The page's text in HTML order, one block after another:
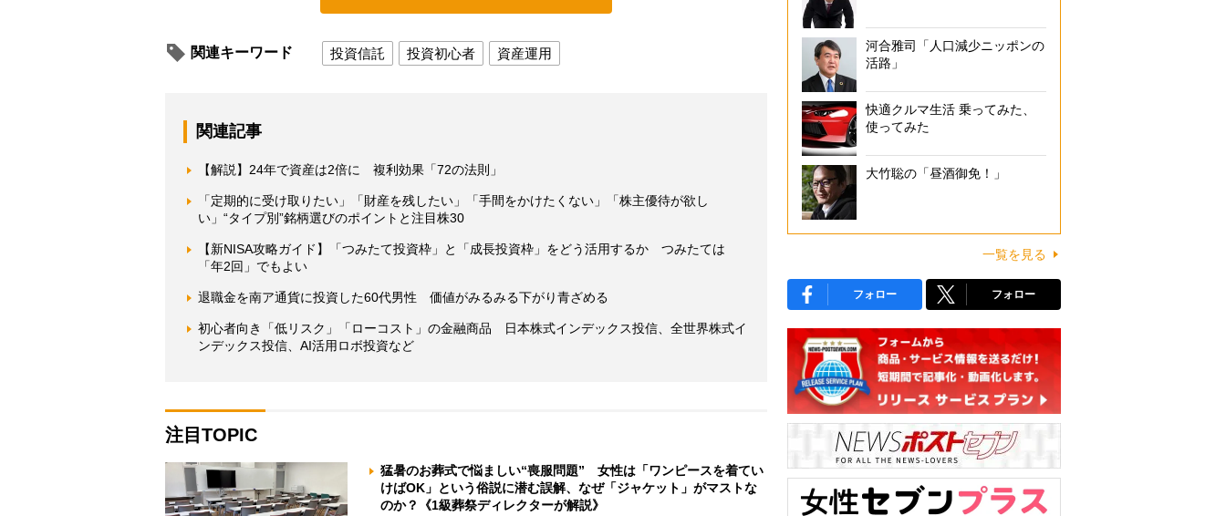
関連キーワード 投資信託 投資初心者 資産運用
関連記事
【解説】24年で資産は2倍に 複利効果「72の法則」
「定期的に受け取りたい」「財産を残したい」「手間をかけたくない」「株主優待が欲し
い」“タイプ別”銘柄選びのポイントと注目株30
【新NISA攻略ガイド】「つみたて投資枠」と「成長投資枠」をどう活用するか つみたては
「年2回」でもよい
退職金を南ア通貨に投資した60代男性 価値がみるみる下がり青ざめる
初心者向き「低リスク」「ローコスト」の金融商品 日本株式インデックス投信、全世界株式イ
ンデックス投信、AI活用ロボ投資など
注目TOPIC
猛暑のお葬式で悩ましい“喪服問題” 女性は「ワンピースを着てい
けばOK」という俗説に潜む誤解、なぜ「ジャケット」がマストな
のか？《1級葬祭ディレクターが解説》
河合雅司「人口減少ニッポンの
活路」
快適クルマ生活 乗ってみた、
使ってみた
大竹聡の「昼酒御免！」
一覧を見る
フォロー フォロー